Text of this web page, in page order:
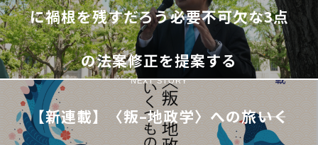
に禍根を残すだろう――必要不可欠な3点
の法案修正を提案する
NEXT STORY
【新連載】〈叛–地政学〉への旅――いく